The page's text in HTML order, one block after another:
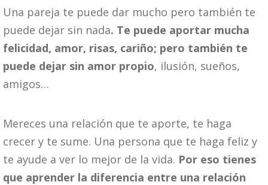
Una pareja te puede dar mucho pero también te
puede dejar sin nada. Te puede aportar mucha
felicidad, amor, risas, cariño; pero también te
puede dejar sin amor propio, ilusión, sueños,
amigos…
Mereces una relación que te aporte, te haga
crecer y te sume. Una persona que te haga feliz y
te ayude a ver lo mejor de la vida. Por eso tienes
que aprender la diferencia entre una relación